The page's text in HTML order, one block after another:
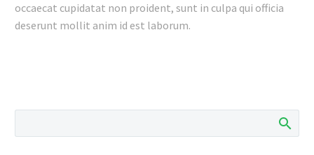
occaecat cupidatat non proident, sunt in culpa qui officia
deserunt mollit anim id est laborum.